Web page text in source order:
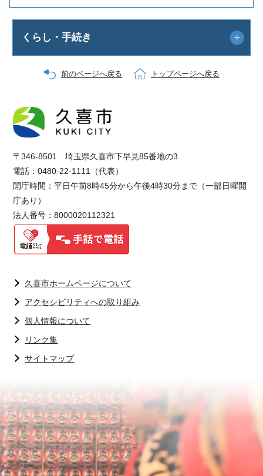
くらし・手続き
前のページへ戻る トップページへ戻る
〒346-8501 埼玉県久喜市下早見85番地の3
電話：0480-22-1111（代表）
開庁時間：平日午前8時45分から午後4時30分まで（一部日曜開
庁あり）
法人番号：8000020112321
久喜市ホームページについて
アクセシビリティへの取り組み
個人情報について
リンク集
サイトマップ